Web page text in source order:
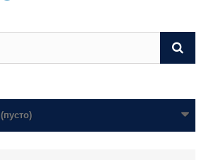
(пусто)